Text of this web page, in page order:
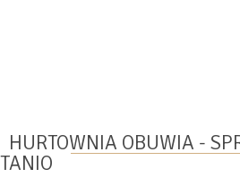
HURTOWNIA OBUWIA -
TANIO